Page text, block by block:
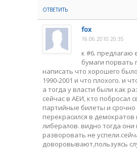
ОТВЕТИТЬ
fox
16.06.2010 20:35
к #6. предлагаю
бумаги порвать
написать что хорошего
1990-2001 и что плохого. и
а тогда у власти были как
сейчас в АЕИ, кто побросал
партийные билеты и срочно
перекрасился в демократов
либералов. видно тогда они
разворовать не
доворовывают,пользуясь